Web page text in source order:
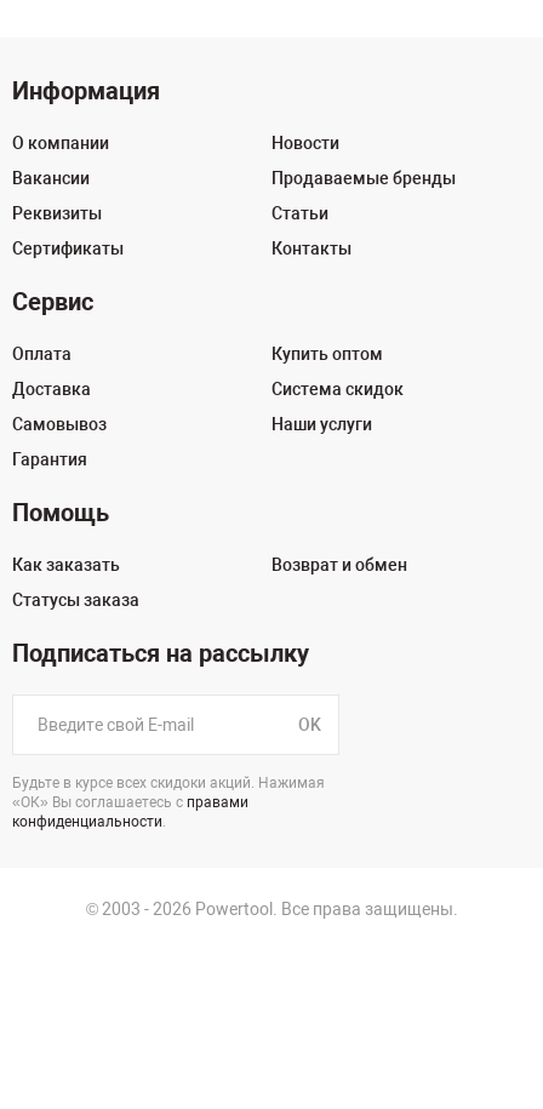
Информация
О компании
Вакансии
Реквизиты
Сертификаты
Новости
Продаваемые бренды
Статьи
Контакты
Сервис
Оплата
Доставка
Самовывоз
Гарантия
Купить оптом
Система скидок
Наши услуги
Помощь
Как заказать
Статусы заказа
Возврат и обмен
Подписаться на рассылку
OK
Будьте в курсе всех скидоки акций. Нажимая
«ОК» Вы соглашаетесь с правами
конфиденциальности.
© 2003 - 2026 Powertool. Все права защищены.